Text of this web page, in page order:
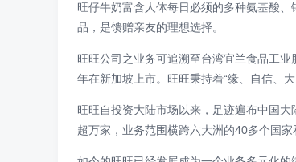
旺仔牛奶富含人体每日必须的多种氨基酸
品，是馈赠亲友的理想选择。
旺旺公司之业务可追溯至台湾宜兰食品工
年在新加坡上市。旺旺秉持着“缘、自信、
旺旺自投资大陆市场以来，足迹遍布中国
超万家，业务范围横跨六大洲的40多个国家